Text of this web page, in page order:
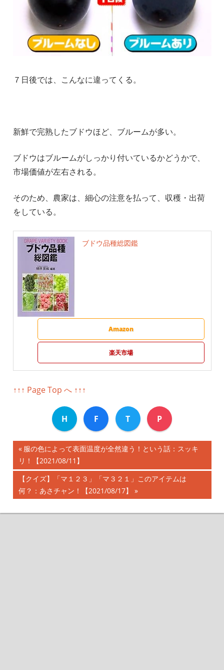
７日後では、こんなに違ってくる。
新鮮で完熟したブドウほど、ブルームが多い。
ブドウはブルームがしっかり付いているかどうかで、
市場価値が左右される。
そのため、農家は、細心の注意を払って、収穫・出荷
をしている。
ブドウ品種総図鑑
Amazon
楽天市場
↑↑↑ Page Top へ ↑↑↑
H F T P
投
稿
ナ
ビ
前
の
記
事:
服の色によって表面温度が全然違う！という話：スッキ
リ！【2021/08/11】
次
の
事:
【クイズ】「マ１２３」「マ３２１」このアイテムは
何？：あさチャン！【2021/08/17】